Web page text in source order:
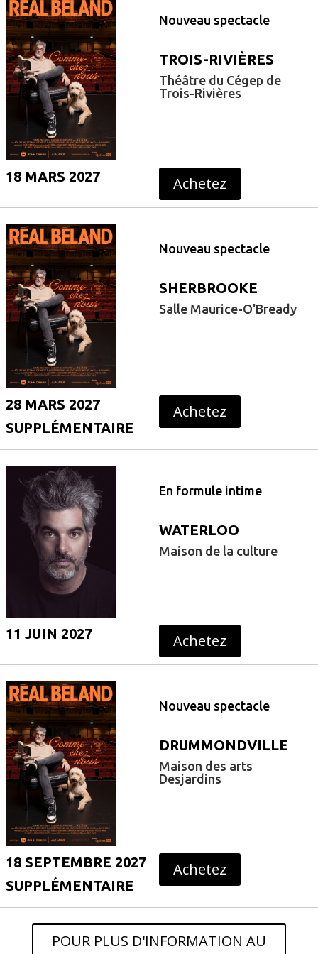
Nouveau spectacle
TROIS-RIVIÈRES
Théâtre du Cégep de
Trois-Rivières
18 MARS 2027 Achetez
Nouveau spectacle
SHERBROOKE
Salle Maurice-O'Bready
28 MARS 2027 Achetez
SUPPLÉMENTAIRE
En formule intime
WATERLOO
Maison de la culture
11 JUIN 2027 Achetez
Nouveau spectacle
DRUMMONDVILLE
Maison des arts
Desjardins
18 SEPTEMBRE 2027 Achetez
SUPPLÉMENTAIRE
POUR PLUS D'INFORMATION AU